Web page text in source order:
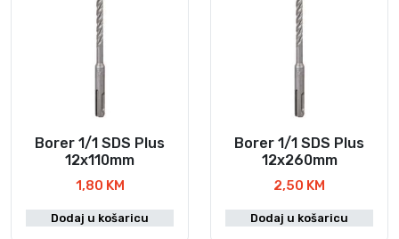
Borer 1/1 SDS Plus
12x110mm
1,80 KM
Dodaj u košaricu
Borer 1/1 SDS Plus
12x260mm
2,50 KM
Dodaj u košaricu